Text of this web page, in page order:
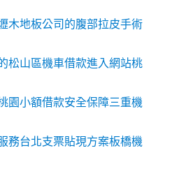
木地板公司的腹部拉皮手術
松山區機車借款進入網站桃
園小額借款安全保障三重機
務台北支票貼現方案板橋機